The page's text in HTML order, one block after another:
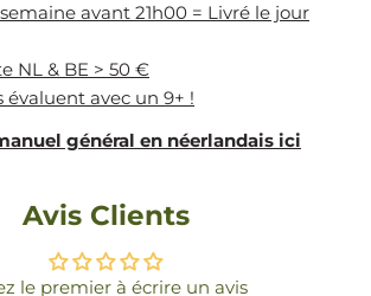
avant 21h00 = Livré le jour
NL & BE > 50 €
évaluent avec un 9+ !
général en néerlandais ici
Avis Clients
le premier à écrire un avis